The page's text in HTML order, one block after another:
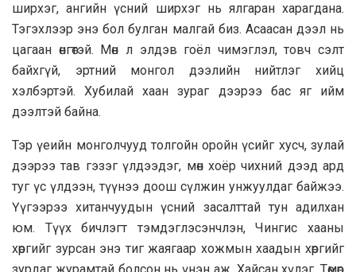
ширхэг, ангийн үсний ширхэг нь ялгаран харагдана.
Тэгэхлээр энэ бол булган малгай биз. Асаасан дээл нь
цагаан өнгөтэй. Мөн л элдэв гоёл чимэглэл, товч сэлт
байхгүй, эртний монгол дээлийн нийтлэг хийц
хэлбэртэй. Хубилай хаан зураг дээрээ бас яг ийм
дээлтэй байна.
Тэр үеийн монголчууд толгойн оройн үсийг хусч, зулай
дээрээ тав гэзэг үлдээдэг, мөн хоёр чихний дээд ард
туг үс үлдээн, түүнээ доош сүлжин унжуулдаг байжээ.
Үүгээрээ хитанчуудын үсний засалттай тун адилхан
юм. Түүх бичлэгт тэмдэглэсэнчлэн, Чингис хааны
хөргийг зурсан энэ тиг жаягаар хожмын хаадын хөргийг